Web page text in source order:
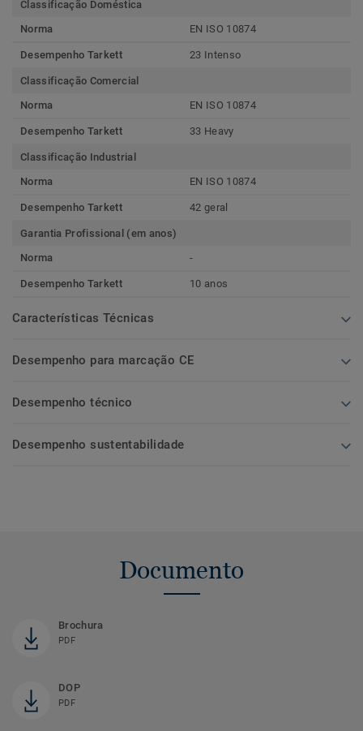
Classificação Doméstica
Norma
EN ISO 10874
Desempenho Tarkett 23 Intenso
Classificação Comercial
Norma
EN ISO 10874
Desempenho Tarkett 33 Heavy
Classificação Industrial
Norma
EN ISO 10874
Desempenho Tarkett 42 geral
Garantia Profissional (em anos)
Norma
-
Desempenho Tarkett 10 anos
Características Técnicas
Desempenho para marcação CE
Desempenho técnico
Desempenho sustentabilidade
Documento
Brochura
PDF
DOP
PDF